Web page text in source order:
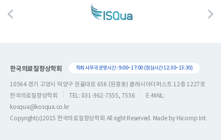
한국의료질향상학회 학회 사무국 운영시간 : 9:00~17:00 (점심시간 12:30~13:30)
10564 경기 고양시 덕양구 권율대로 656 (원흥동) 클래시아더퍼스트 12층 1227호
한국의료질향상학회
TEL: 031-962-7555, 7556
E-MAIL:
kosqua@kosqua.co.kr
Copyright(c)2015 한국의료질향상학회 All right Reserved. Made by Hicomp Int.